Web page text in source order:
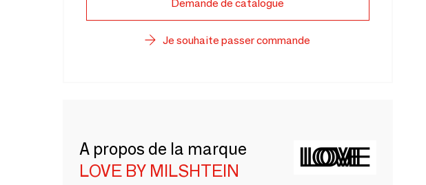
Demande de catalogue
Je souhaite passer commande
A propos de la marque
LOVE BY MILSHTEIN